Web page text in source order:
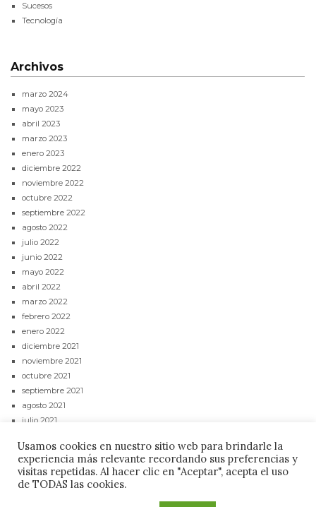
Sucesos
Tecnología
Archivos
marzo 2024
mayo 2023
abril 2023
marzo 2023
enero 2023
diciembre 2022
noviembre 2022
octubre 2022
septiembre 2022
agosto 2022
julio 2022
junio 2022
mayo 2022
abril 2022
marzo 2022
febrero 2022
enero 2022
diciembre 2021
noviembre 2021
octubre 2021
septiembre 2021
agosto 2021
julio 2021
mayo 2021
abril 2021
POLÍTICA DE PRIVACIDAD AVISO LEGAL
Usamos cookies en nuestro sitio web para brindarle la
experiencia más relevante recordando sus preferencias y
visitas repetidas. Al hacer clic en "Aceptar", acepta el uso
de TODAS las cookies.